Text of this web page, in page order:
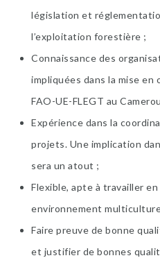
législation et
l’exploitation forestière ;
Connaissance des
impliquées dans la mise
FAO-UE-FLEGT au
Expérience dans la
projets. Une implication
sera un atout ;
Flexible, apte à travailler
environnement
Faire preuve de bonne
et justifier de bonnes